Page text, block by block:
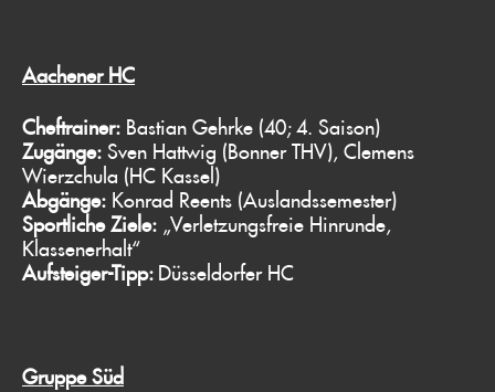
Aachener HC
Cheftrainer: Bastian Gehrke (40; 4. Saison)
Zugänge: Sven Hattwig (Bonner THV), Clemens
Wierzchula (HC Kassel)
Abgänge: Konrad Reents (Auslandssemester)
Sportliche Ziele: „Verletzungsfreie Hinrunde,
Klassenerhalt“
Aufsteiger-Tipp: Düsseldorfer HC
Gruppe Süd